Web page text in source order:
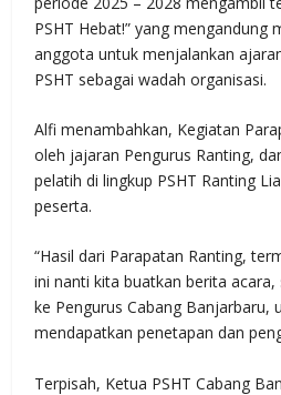
PSHT Hebat!” yang mengandung
anggota untuk menjalankan
PSHT sebagai wadah organisasi.
Alfi menambahkan, Kegiatan
oleh jajaran Pengurus Ranting,
pelatih di lingkup PSHT Ranting
peserta.
“Hasil dari Parapatan Ranting,
ini nanti kita buatkan berita
ke Pengurus Cabang Banjarbaru,
mendapatkan penetapan dan
Terpisah, Ketua PSHT Cabang